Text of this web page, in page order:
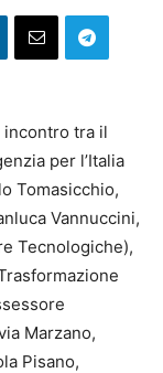
incontro tra il
per l’Italia
Tomasicchio,
Vannuccini,
Tecnologiche),
Marzano,
Pisano,